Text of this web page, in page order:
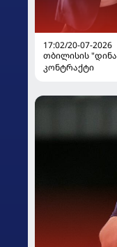
17:02/20-07-2026
თბილისის
კონტრაქტი